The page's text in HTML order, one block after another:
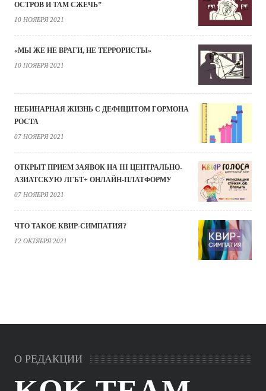
ОСТРОВ И ТАМ СЖЕЧЬ”
10 НОЯБРЯ 2021
«МЫ ЖЕ НЕ ВРАГИ, НЕ ТЕРРОРИСТЫ»
10 НОЯБРЯ 2021
НЕБИНАРНАЯ ЖИЗНЬ С ДЕФИЦИТОМ ГОРМОНА
РОСТА
07 НОЯБРЯ 2021
ОТКРЫТ ПРИЕМ ЗАЯВОК НА III ЦЕНТРАЛЬНО-
АЗИАТСКУЮ ЛГБТ+ ОНЛАЙН-ПЛАТФОРМУ
07 НОЯБРЯ 2021
ЧТО ТАКОЕ КВИР-СИМПАТИЯ?
12 ОКТЯБРЯ 2021
О РЕДАКЦИИ